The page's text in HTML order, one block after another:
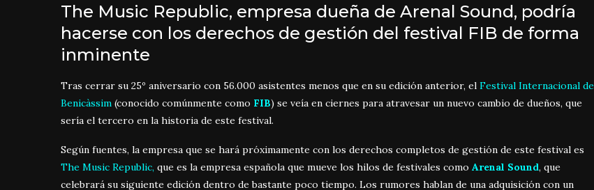
The Music Republic, empresa dueña de Arenal Sound, podría
hacerse con los derechos de gestión del festival FIB de forma
inminente
Tras cerrar su 25º aniversario con 56.000 asistentes menos que en su edición anterior, el Festival Internacional de
Benicàssim (conocido comúnmente como FIB) se veía en ciernes para atravesar un nuevo cambio de dueños, que
sería el tercero en la historia de este festival.
Según fuentes, la empresa que se hará próximamente con los derechos completos de gestión de este festival es
The Music Republic, que es la empresa española que mueve los hilos de festivales como Arenal Sound, que
celebrará su siguiente edición dentro de bastante poco tiempo. Los rumores hablan de una adquisición con un